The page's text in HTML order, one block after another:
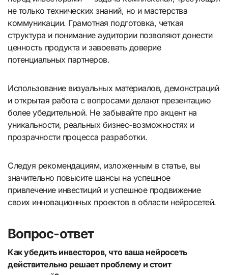
не только технических знаний, но и мастерства
коммуникации. Грамотная подготовка, четкая
структура и понимание аудитории позволяют донести
ценность продукта и завоевать доверие
потенциальных партнеров.
Использование визуальных материалов, демонстраций
и открытая работа с вопросами делают презентацию
более убедительной. Не забывайте про акцент на
уникальности, реальных бизнес-возможностях и
прозрачности процесса разработки.
Следуя рекомендациям, изложенным в статье, вы
значительно повысите шансы на успешное
привлечение инвестиций и успешное продвижение
своих инновационных проектов в области нейросетей.
Вопрос-ответ
Как убедить инвесторов, что ваша нейросеть
действительно решает проблему и стоит